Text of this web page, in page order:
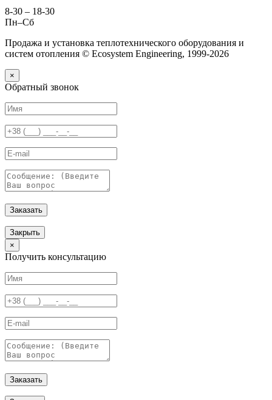
8-30 – 18-30
Пн–Сб
Продажа и установка теплотехнического оборудования и
систем отопления © Ecosystem Engineering, 1999-2026
×
Обратный звонок
Заказать
Закрыть
×
Получить консультацию
Заказать